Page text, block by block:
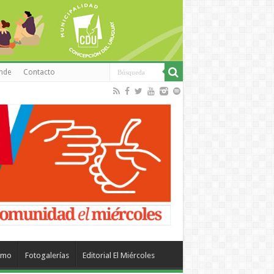
Contacto
Fotogalerías Editorial El Miércoles